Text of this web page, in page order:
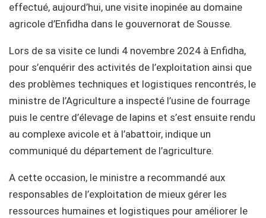
effectué, aujourd’hui, une visite inopinée au domaine
agricole d’Enfidha dans le gouvernorat de Sousse.
Lors de sa visite ce lundi 4 novembre 2024 à Enfidha,
pour s’enquérir des activités de l’exploitation ainsi que
des problèmes techniques et logistiques rencontrés, le
ministre de l’Agriculture a inspecté l’usine de fourrage
puis le centre d’élevage de lapins et s’est ensuite rendu
au complexe avicole et à l’abattoir, indique un
communiqué du département de l’agriculture.
A cette occasion, le ministre a recommandé aux
responsables de l’exploitation de mieux gérer les
ressources humaines et logistiques pour améliorer le